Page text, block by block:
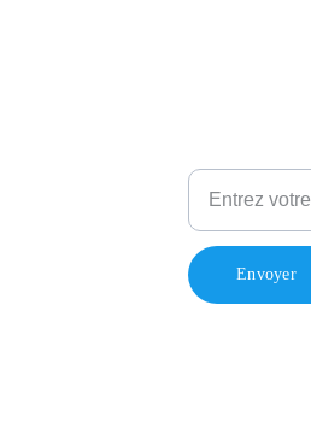
Envoyer